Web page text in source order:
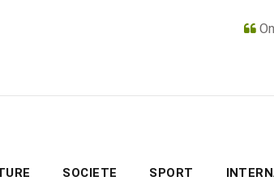
SOCIETE SPORTPUBLICITÉ